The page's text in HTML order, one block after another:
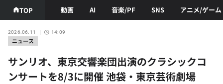
TOP 動画 AI 音楽/PF SNS アニメ/ゲーム
ニュース
2026.06.11 14:09
サンリオ、東京交響楽団出演のクラシックコ
ンサートを8/3に開催 池袋・東京芸術劇場